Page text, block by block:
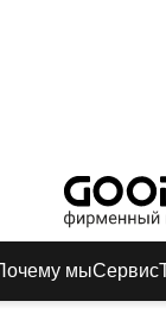
мыСервис